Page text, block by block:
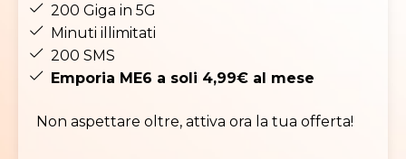
200 Giga in 5G
Minuti illimitati
200 SMS
Emporia ME6 a soli 4,99€ al mese
Non aspettare oltre, attiva ora la tua offerta!